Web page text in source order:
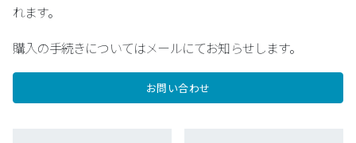
れます。
購入の手続きについてはメールにてお知らせします。
お問い合わせ